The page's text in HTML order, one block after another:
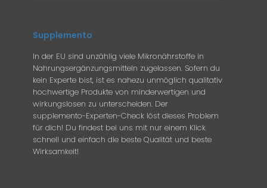
Supplemento
In der EU sind unzählig viele Mikronährstoffe in
Nahrungsergänzungsmitteln zugelassen. Sofern du
kein Experte bist, ist es nahezu unmöglich qualitativ
hochwertige Produkte von minderwertigen und
wirkungslosen zu unterscheiden. Der
supplemento-Experten-Check löst dieses Problem
für dich! Du findest bei uns mit nur einem Klick
schnell und einfach die beste Qualität und beste
Wirksamkeit!